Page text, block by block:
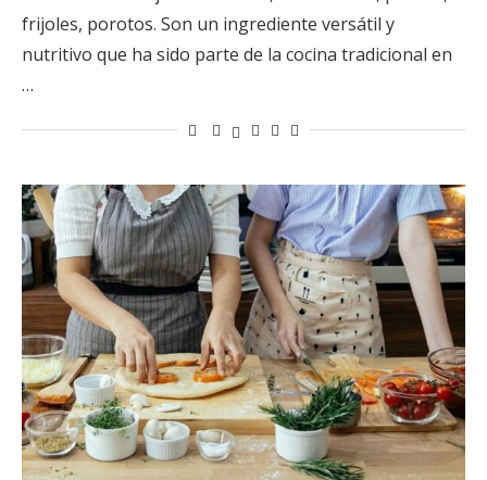
frijoles, porotos. Son un ingrediente versátil y
nutritivo que ha sido parte de la cocina tradicional en
…